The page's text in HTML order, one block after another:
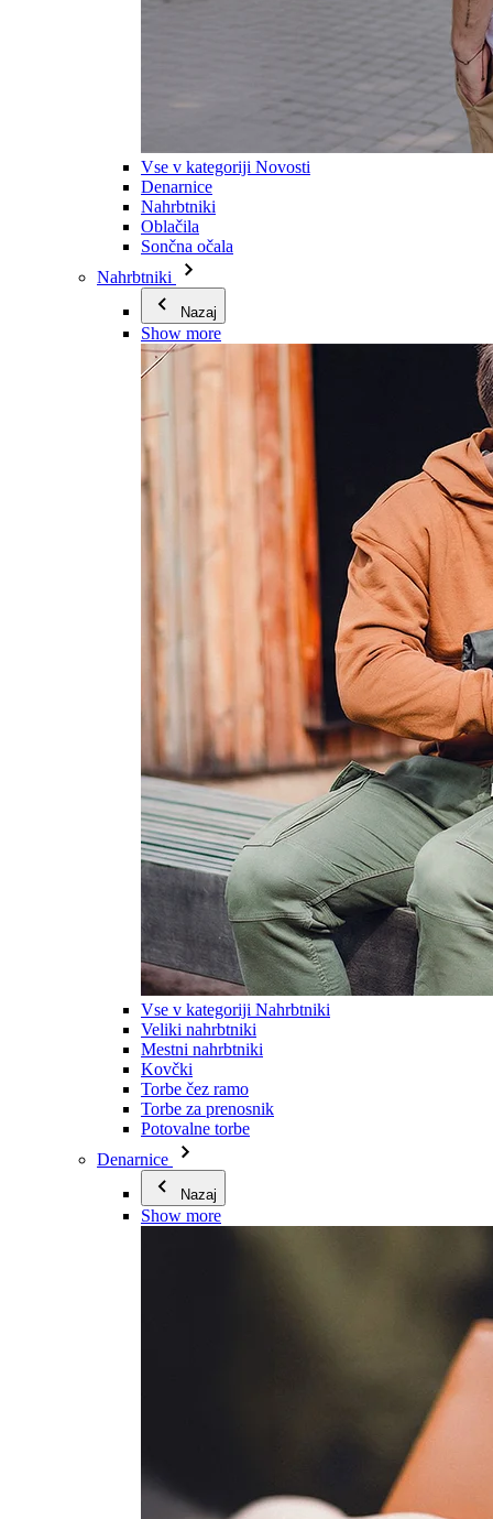
Vse v kategoriji Novosti
Denarnice
Nahrbtniki
Oblačila
Sončna očala
Nahrbtniki
Nazaj
Show more
Vse v kategoriji Nahrbtniki
Veliki nahrbtniki
Mestni nahrbtniki
Kovčki
Torbe čez ramo
Torbe za prenosnik
Potovalne torbe
Denarnice
Nazaj
Show more